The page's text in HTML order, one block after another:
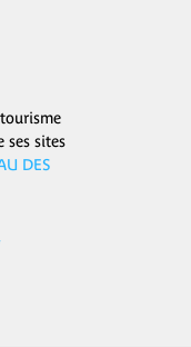
ses sites
DES